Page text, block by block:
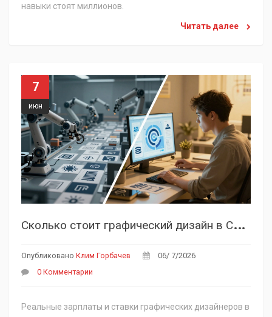
навыки стоят миллионов.
Читать далее
7
июн
С
колько стоит графический дизайн в США в 2026 году: ставки, зарплаты и тренды
Опубликовано Клим Горбачев
06/ 7/2026
0 Комментарии
Реальные зарплаты и ставки графических дизайнеров в